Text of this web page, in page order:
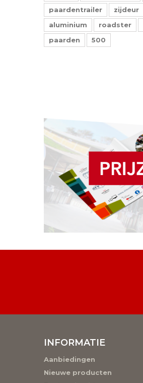
paardentrailer
zijdeur
aluminium
roadster
paarden
500
INFORMATIE
Aanbiedingen
Nieuwe producten